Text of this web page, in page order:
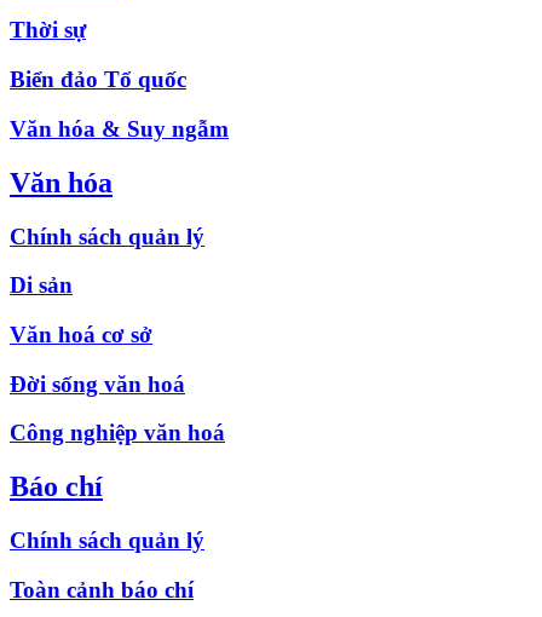
Thời sự
Biển đảo Tổ quốc
Văn hóa & Suy ngẫm
Văn hóa
Chính sách quản lý
Di sản
Văn hoá cơ sở
Đời sống văn hoá
Công nghiệp văn hoá
Báo chí
Chính sách quản lý
Toàn cảnh báo chí